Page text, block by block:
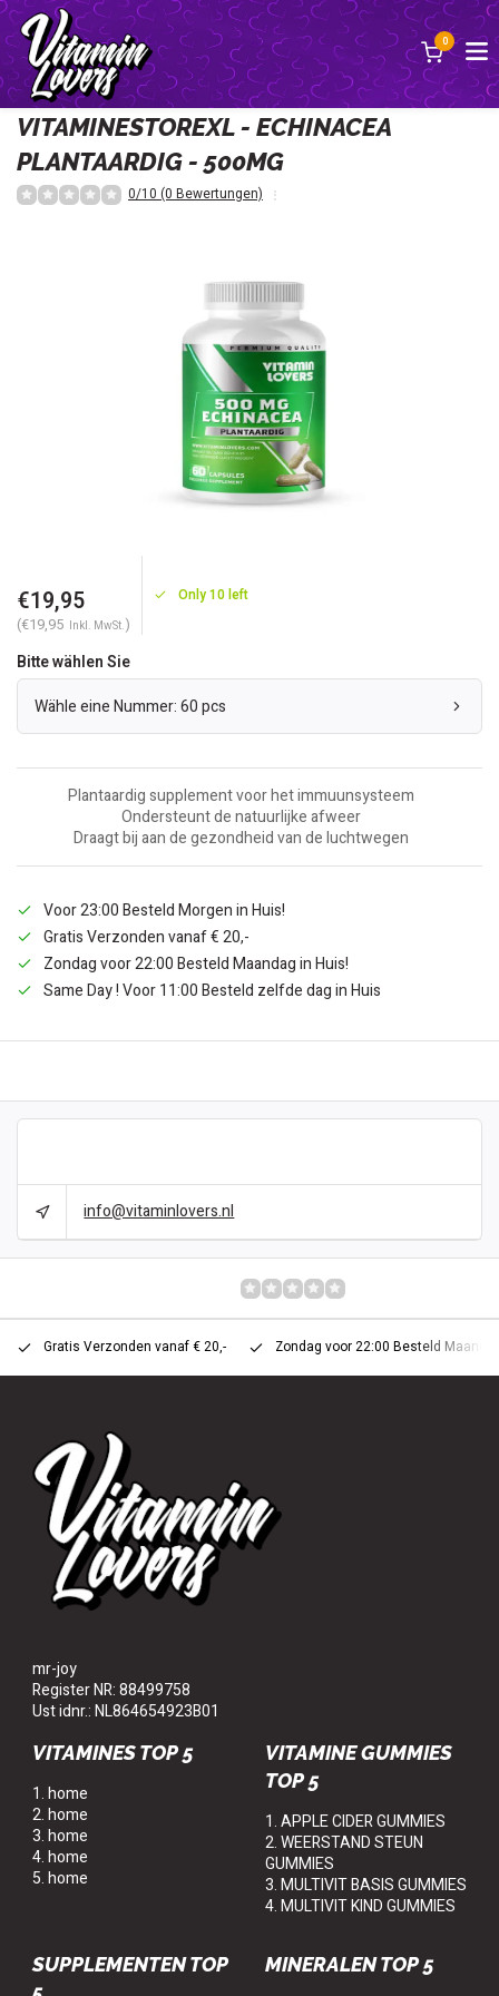
0
Zurück
VITAMINESTOREXL - ECHINACEA
PLANTAARDIG - 500MG
0/10 (0 Bewertungen)
€19,95
(€19,95 Inkl. MwSt.)
Only 10 left
Bitte wählen Sie
Wähle eine Nummer: 60 pcs
Plantaardig supplement voor het immuunsysteem
Ondersteunt de natuurlijke afweer
Draagt bij aan de gezondheid van de luchtwegen
Voor 23:00 Besteld Morgen in Huis!
Gratis Verzonden vanaf € 20,-
Zondag voor 22:00 Besteld Maandag in Huis!
Same Day ! Voor 11:00 Besteld zelfde dag in Huis
info@vitaminlovers.nl
Gratis Verzonden vanaf € 20,- Zondag voor 22:00 Besteld
mr-joy
Register NR: 88499758
Ust idnr.: NL864654923B01
VITAMINES TOP 5
1. home
2. home
3. home
4. home
5. home
VITAMINE GUMMIES
TOP 5
1. APPLE CIDER GUMMIES
2. WEERSTAND STEUN
GUMMIES
3. MULTIVIT BASIS GUMMIES
4. MULTIVIT KIND GUMMIES
SUPPLEMENTEN TOP
MINERALEN TOP 5